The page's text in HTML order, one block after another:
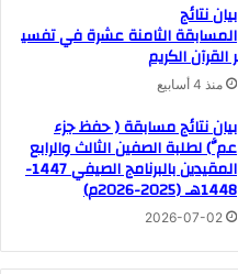
بيان نتائج
المسابقة الثامنة عشرة في تفسي
ر القرآن الكريم
منذ 4 أسابيع
بيان نتائج مسابقة ( حفظ جزء
عمَّ) لطلبة الصفين الثالث والرابع
المقيدين بالبرنامج الصيفي 1447-
1448هـ (2025-2026م)
2026-07-02